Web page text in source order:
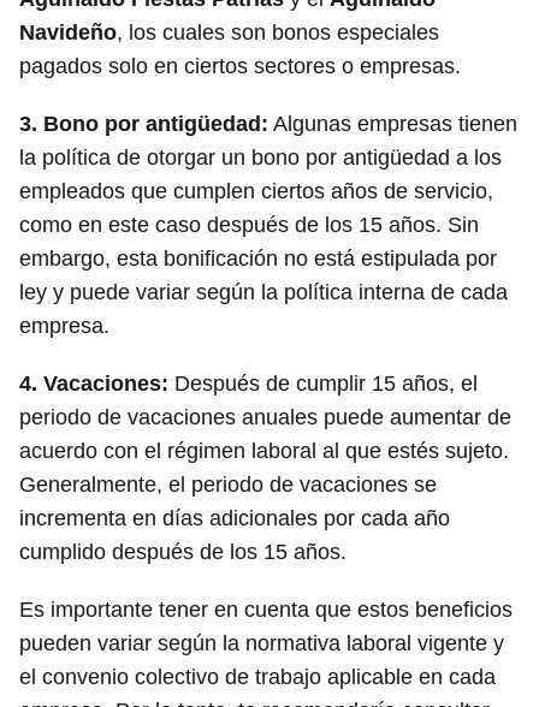
Navideño, los cuales son bonos especiales
pagados solo en ciertos sectores o empresas.
3. Bono por antigüedad: Algunas empresas tienen
la política de otorgar un bono por antigüedad a los
empleados que cumplen ciertos años de servicio,
como en este caso después de los 15 años. Sin
embargo, esta bonificación no está estipulada por
ley y puede variar según la política interna de cada
empresa.
4. Vacaciones: Después de cumplir 15 años, el
periodo de vacaciones anuales puede aumentar de
acuerdo con el régimen laboral al que estés sujeto.
Generalmente, el periodo de vacaciones se
incrementa en días adicionales por cada año
cumplido después de los 15 años.
Es importante tener en cuenta que estos beneficios
pueden variar según la normativa laboral vigente y
el convenio colectivo de trabajo aplicable en cada